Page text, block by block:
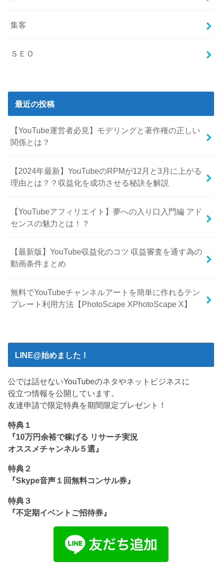
集客
ＳＥＯ
最近の投稿
【YouTube運営者必見】モデリングと著作権の正しい
関係とは？
【2024年最新】YouTubeのRPMが12月と3月に上がる
理由とは？？収益化を成功させる秘訣を解説
【YouTubeアフィリエイト】夢への入り口入門編 アド
センスの魅力とは！？
【最新版】YouTube収益化のコツ 収益審査を通す為の
動画条件まとめ
無料でYouTubeチャンネルアートを簡単に作れるテン
プレート利用方法【PhotoScape XPhotoScape X】
LINE@始めました！
公では話せないYouTubeのネタやネットビジネスに
役立つ情報を公開しています。
友達申請で限定特典を期間限定プレゼント！
特典１
『10万円余裕で稼げる リサーチ実況
オススメチャンネル５選』
特典２
『Skype音声１回無料コンサル券』
特典３
『不定期イベントご招待券』